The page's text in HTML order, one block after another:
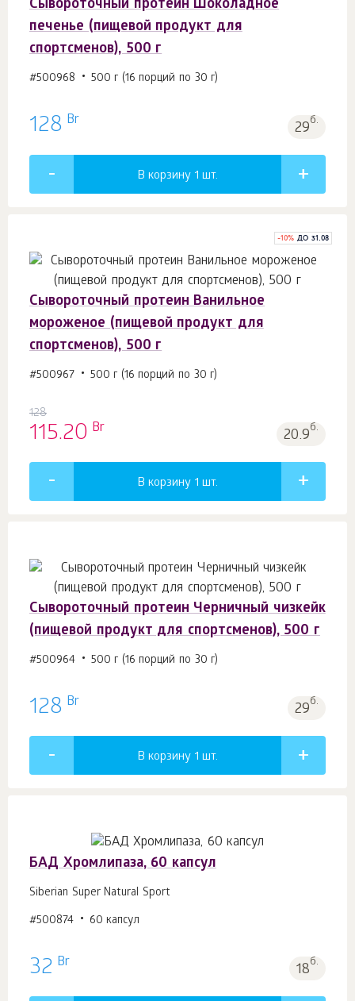
Сывороточный протеин Шоколадное
печенье (пищевой продукт для
спортсменов), 500 г
#500968 500 г (16 порций по 30 г)
128 Br 29б.
В корзину 1 шт.
-10% ДО 31.08
Сывороточный протеин Ванильное
мороженое (пищевой продукт для
спортсменов), 500 г
#500967 500 г (16 порций по 30 г)
128
115.20 Br 20.9б.
В корзину 1 шт.
Сывороточный протеин Черничный чизкейк
(пищевой продукт для спортсменов), 500 г
#500964 500 г (16 порций по 30 г)
128 Br 29б.
В корзину 1 шт.
БАД Хромлипаза, 60 капсул
Siberian Super Natural Sport
#500874 60 капсул
32 Br 18б.